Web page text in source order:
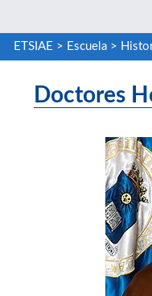
ETSIAE > Escuela>
Doctores